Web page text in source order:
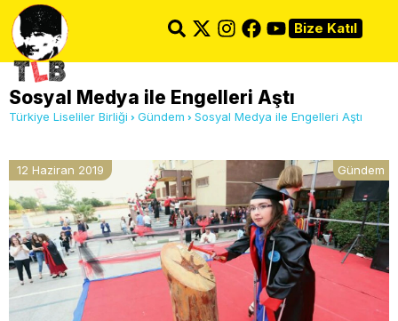
Bize Katıl
Sosyal Medya ile Engelleri Aştı
Türkiye Liseliler Birliği Gündem Sosyal Medya ile Engelleri Aştı
12 Haziran 2019 Gündem